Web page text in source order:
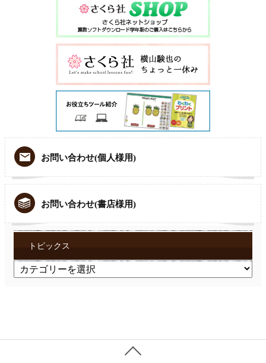
お問い合わせ(個人様用)
お問い合わせ(書店様用)
トピックス
ト